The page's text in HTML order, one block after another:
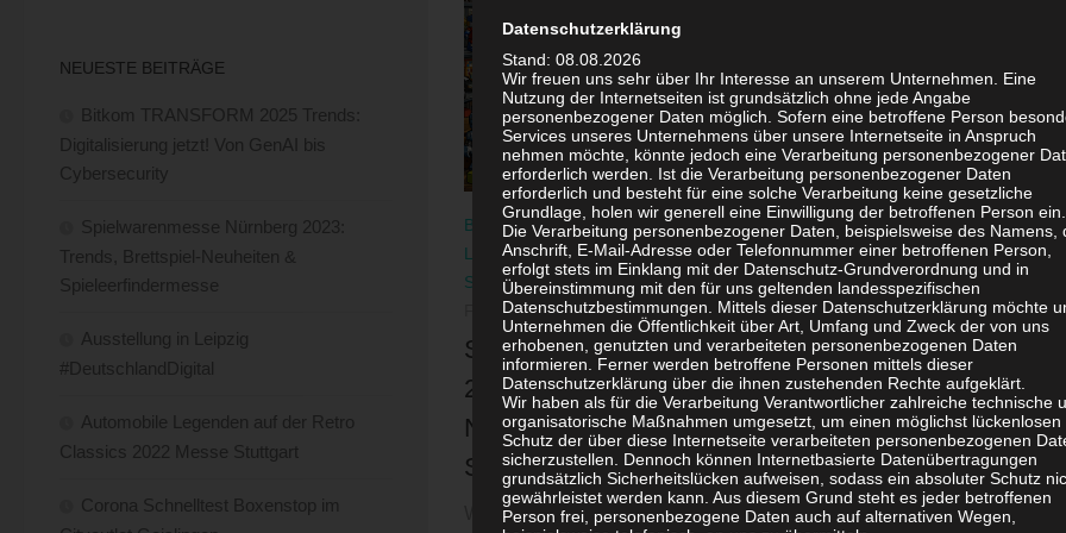
BRETTSPIELE/KUNST & KULTUR/
LIFESTYLE/NEWS/SPIELE/
SPIELVORSTELUNGEN
FEBRUAR 3, 2023
Spielwarenmesse Nürnberg
2023: Trends, Brettspiel-
Neuheiten &
Spieleerfindermesse
Wenn Anfang Februar die internationale
ERLEBNISSE/
KURZTRIP &
MAG/NEWS/
MAI 4, 2022
Ausstellung in
„wir deutsche können
digitalen Grußwort
Staatsministerin für
NEUESTE BEITRÄGE
Bitkom TRANSFORM 2025 Trends:
Digitalisierung jetzt! Von GenAI bis
Cybersecurity
Spielwarenmesse Nürnberg 2023:
Trends, Brettspiel-Neuheiten &
Spieleerfindermesse
Ausstellung in Leipzig
#DeutschlandDigital
Automobile Legenden auf der Retro
Classics 2022 Messe Stuttgart
Corona Schnelltest Boxenstop im
Datenschutzerklärung
Stand: 08.08.2026
Wir freuen uns sehr über Ihr Interesse an unserem Unternehmen. Eine
Nutzung der Internetseiten ist grundsätzlich ohne jede Angabe
personenbezogener Daten möglich. Sofern eine betroffene Person
Services unseres Unternehmens über unsere Internetseite in Anspruch
nehmen möchte, könnte jedoch eine Verarbeitung personenbezogener
erforderlich werden. Ist die Verarbeitung personenbezogener Daten
erforderlich und besteht für eine solche Verarbeitung keine gesetzliche
Grundlage, holen wir generell eine Einwilligung der betroffenen Person ein.
Die Verarbeitung personenbezogener Daten, beispielsweise des Namens,
Anschrift, E-Mail-Adresse oder Telefonnummer einer betroffenen Person,
erfolgt stets im Einklang mit der Datenschutz-Grundverordnung und in
Übereinstimmung mit den für uns geltenden landesspezifischen
Datenschutzbestimmungen. Mittels dieser Datenschutzerklärung möchte
Unternehmen die Öffentlichkeit über Art, Umfang und Zweck der von uns
erhobenen, genutzten und verarbeiteten personenbezogenen Daten
informieren. Ferner werden betroffene Personen mittels dieser
Datenschutzerklärung über die ihnen zustehenden Rechte aufgeklärt.
Wir haben als für die Verarbeitung Verantwortlicher zahlreiche technische
organisatorische Maßnahmen umgesetzt, um einen möglichst lückenlosen
Schutz der über diese Internetseite verarbeiteten personenbezogenen
sicherzustellen. Dennoch können Internetbasierte Datenübertragungen
grundsätzlich Sicherheitslücken aufweisen, sodass ein absoluter Schutz
gewährleistet werden kann. Aus diesem Grund steht es jeder betroffenen
Person frei, personenbezogene Daten auch auf alternativen Wegen,